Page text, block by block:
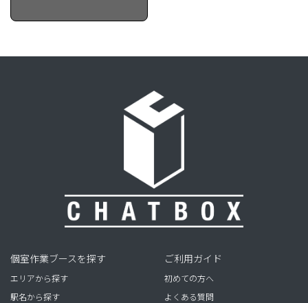
個室作業ブースを探す
エリアから探す
駅名から探す
ご利用ガイド
初めての方へ
よくある質問